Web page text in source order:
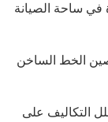
في ساحة الصيانة
الخط الساخن
التكاليف على